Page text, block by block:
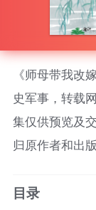
《师母带我改
史军事，转载
集仅供预览及
归原作者和出
闻风丧胆的龙
目录